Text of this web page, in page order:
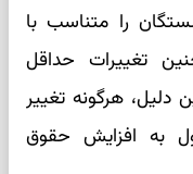
را متناسب با
تغییرات حداقل
دلیل، هرگونه تغییر
به افزایش حقوق